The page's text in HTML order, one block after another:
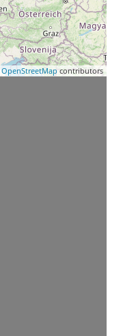
OpenStreetMap contributors